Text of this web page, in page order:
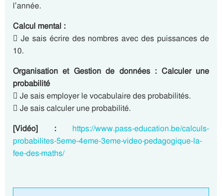
l’année.
Calcul mental :
 Je sais écrire des nombres avec des puissances de
10.
Organisation et Gestion de données : Calculer une
probabilité
 Je sais employer le vocabulaire des probabilités.
 Je sais calculer une probabilité.
[Vidéo] : https://www.pass-education.be/calculs-
probabilites-5eme-4eme-3eme-video-pedagogique-la-
fee-des-maths/